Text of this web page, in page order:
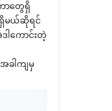
ာ‌တွေရှိ
မယ်ဆိုရင်
ါ‌ကောင်းတဲ့
ခါကျမှ